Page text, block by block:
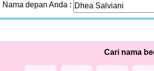
Nama depan Anda :
Cari nama